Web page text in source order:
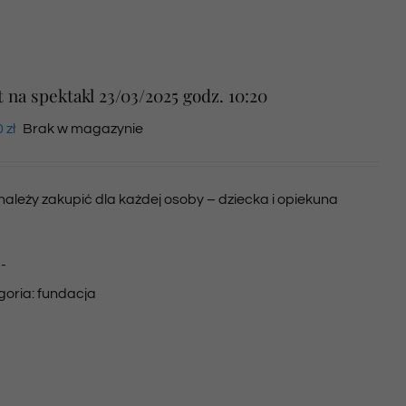
na spektakl 23/03/2025 godz. 10:20
zł Brak w magazynie
zakupić dla każdej osoby – dziecka i opiekuna
-
fundacja